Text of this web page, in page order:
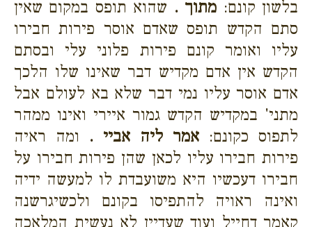
בלשון קונם: מתוך . שהוא תופס במקום שאין
סתם הקדש תופס שאדם אוסר פירות חבירו
עליו ואומר קונם פירות פלוני עלי ובסתם
הקדש אין אדם מקדיש דבר שאינו שלו הלכך
אדם אוסר עליו נמי דבר שלא בא לעולם אבל
מתני' במקדיש הקדש גמור איירי ואינו ממהר
לתפוס כקונם: אמר ליה אביי . ומה ראיה
פירות חבירו עליו לכאן שהן פירות חבירו על
חבירו דעכשיו היא משועבדת לו למעשה ידיה
ואינה ראויה להתפיסו בקונם ולכשיגרשנה
קאמר דחייל ועוד שעדיין לא נעשית המלאכה